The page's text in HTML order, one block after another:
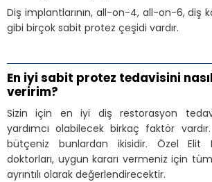
Diş implantlarının, all-on-4, all-on-6, diş
gibi birçok sabit protez çeşidi vardır.
En iyi sabit protez tedavisini
veririm?
Sizin için en iyi diş restorasyon
yardımcı olabilecek birkaç faktör vardır.
bütçeniz bunlardan ikisidir. Özel Elit
doktorları, uygun kararı vermeniz için
ayrıntılı olarak değerlendirecektir.